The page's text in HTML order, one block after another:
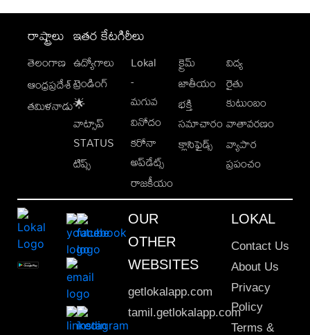
రాష్ట్రాలు
తెలంగాణ
ఆంధ్రప్రదేశ్
తమిళనాడు
ఇతర కేటగిరీలు
ఉద్యోగాలు
ట్రెండింగ్
🌟
వాట్సాప్
STATUS
టిప్స్
Lokal
-
మగువ
వినోదం
కరోనా
అప్‌డేట్స్
రాజకీయం
క్రైమ్
జాతీయం
భక్తి
సమాచారం
క్లాసిఫైడ్స్
విద్య
రైతు
కుటుంబం
వాతావరణం
వ్యాపార
ప్రపంచం
OUR
OTHER
WEBSITES
getlokalapp.com
tamil.getlokalapp.com
LOKAL
Contact Us
About Us
Privacy
Policy
Terms &